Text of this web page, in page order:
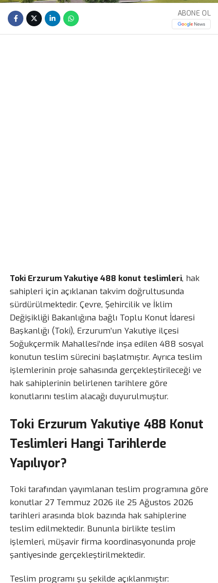
ABONE OL
Toki Erzurum Yakutiye 488 konut teslimleri, hak
sahipleri için açıklanan takvim doğrultusunda
sürdürülmektedir. Çevre, Şehircilik ve İklim
Değişikliği Bakanlığına bağlı Toplu Konut İdaresi
Başkanlığı (Toki), Erzurum’un Yakutiye ilçesi
Soğukçermik Mahallesi’nde inşa edilen 488 sosyal
konutun teslim sürecini başlatmıştır. Ayrıca teslim
işlemlerinin proje sahasında gerçekleştirileceği ve
hak sahiplerinin belirlenen tarihlere göre
konutlarını teslim alacağı duyurulmuştur.
Toki Erzurum Yakutiye 488 Konut
Teslimleri Hangi Tarihlerde
Yapılıyor?
Toki tarafından yayımlanan teslim programına göre
konutlar 27 Temmuz 2026 ile 25 Ağustos 2026
tarihleri arasında blok bazında hak sahiplerine
teslim edilmektedir. Bununla birlikte teslim
işlemleri, müşavir firma koordinasyonunda proje
şantiyesinde gerçekleştirilmektedir.
Teslim programı şu şekilde açıklanmıştır: